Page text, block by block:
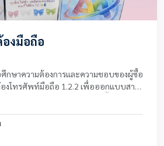
งมือถือ
ศึกษาความต้องการและความชอบของผู้ซื้อ
งโทรศัพท์มือถือ 1.2.2 เพื่อออกแบบสาย
ารตั้งราคา โปรโมท และขายสินค้าให้